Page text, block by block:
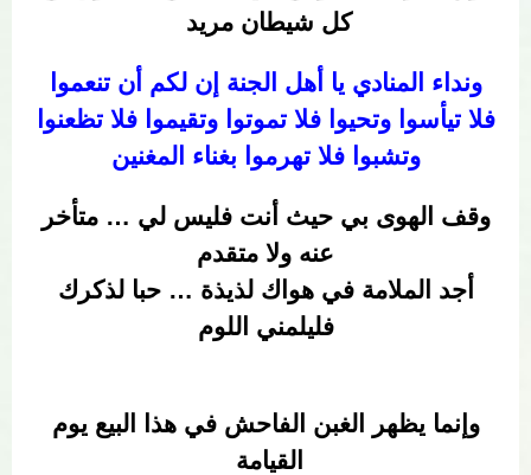
كل شيطان مريد
ونداء المنادي يا أهل الجنة إن لكم أن تنعموا
فلا تيأسوا وتحيوا فلا تموتوا وتقيموا فلا تظعنوا
وتشبوا فلا تهرموا بغناء المغنين
وقف الهوى بي حيث أنت فليس لي … متأخر
عنه ولا متقدم
أجد الملامة في هواك لذيذة … حبا لذكرك
فليلمني اللوم
وإنما يظهر الغبن الفاحش في هذا البيع يوم
القيامة